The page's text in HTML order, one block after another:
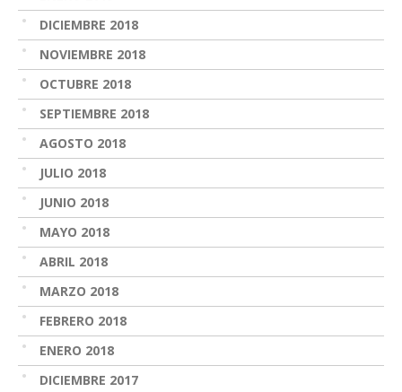
DICIEMBRE 2018
NOVIEMBRE 2018
OCTUBRE 2018
SEPTIEMBRE 2018
AGOSTO 2018
JULIO 2018
JUNIO 2018
MAYO 2018
ABRIL 2018
MARZO 2018
FEBRERO 2018
ENERO 2018
DICIEMBRE 2017